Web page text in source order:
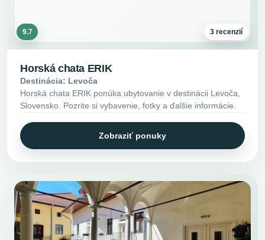
9.7 3 recenzií
Horská chata ERIK
Destinácia: Levoča
Horská chata ERIK ponúka ubytovanie v destinácii Levoča,
Slovensko. Pozrite si vybavenie, fotky a ďalšie informácie.
Zobraziť ponuky